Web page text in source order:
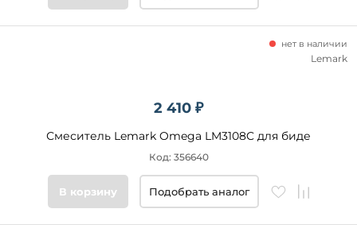
2 410 ₽
Смеситель Lemark Omega LM3108C для биде
нет в наличии
Код: 356640
Lemark
В корзину Подобрать аналог